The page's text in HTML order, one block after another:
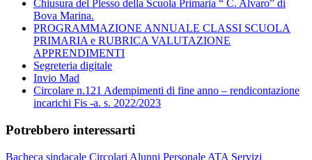
Chiusura del Plesso della Scuola Primaria “ C. Alvaro” di
Bova Marina.
PROGRAMMAZIONE ANNUALE CLASSI SCUOLA
PRIMARIA e RUBRICA VALUTAZIONE
APPRENDIMENTI
Segreteria digitale
Invio Mad
Circolare n.121 Adempimenti di fine anno – rendicontazione
incarichi Fis -a. s. 2022/2023
Potrebbero interessarti
Bacheca sindacale Circolari Alunni Personale ATA Servizi